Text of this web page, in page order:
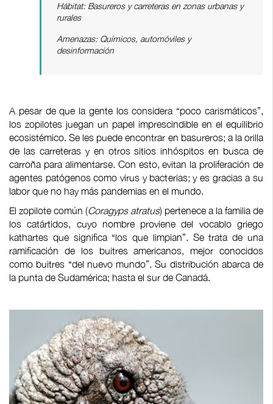
Hábitat: Basureros y carreteras en zonas urbanas y
rurales
Amenazas: Químicos, automóviles y
desinformación
A pesar de que la gente los considera “poco carismáticos”,
los zopilotes juegan un papel imprescindible en el equilibrio
ecosistémico. Se les puede encontrar en basureros; a la orilla
de las carreteras y en otros sitios inhóspitos en busca de
carroña para alimentarse. Con esto, evitan la proliferación de
agentes patógenos como virus y bacterias; y es gracias a su
labor que no hay más pandemias en el mundo.
El zopilote común (Coragyps atratus) pertenece a la familia de
los catártidos, cuyo nombre proviene del vocablo griego
kathartes que significa “los que limpian”. Se trata de una
ramificación de los buitres americanos, mejor conocidos
como buitres “del nuevo mundo”. Su distribución abarca de
la punta de Sudamérica; hasta el sur de Canadá.